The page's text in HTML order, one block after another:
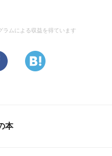
ラムによる収益を得ています
本